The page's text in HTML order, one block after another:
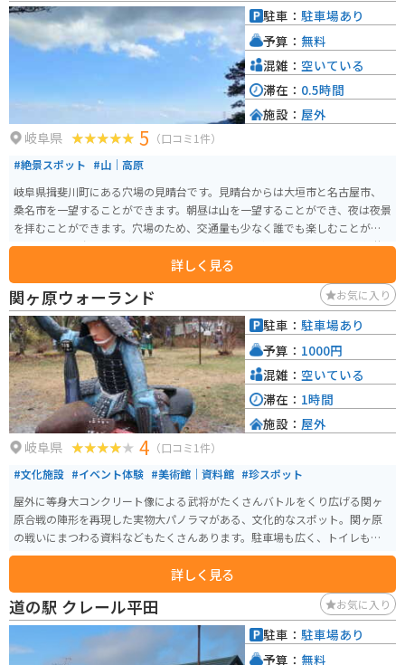
岐阜県 5 （口コミ1件）
#絶景スポット #山｜高原
岐阜県揖斐川町にある穴場の見晴台です。見晴台からは大垣市と名古屋市、
桑名市を一望することができます。朝昼は山を一望することができ、夜は夜景
を拝むことができます。穴場のため、交通量も少なく誰でも楽しむことがで
きます。 見晴台までは車またはバイクで行くことができます。幅の狭い舗装
された道路を3km登っていきます。ところどころ落ち葉や落石があるため注
意が必要です。道幅は狭いですが、すれ違う車はめったにいないため、ゆっ
くり登っていくことができます。約20分で到着します。駐車場が砂利になっ
ており、普通車2台分くらいのスペースがあります。斜度が大きいため帰りは
注意して下ってください。
詳しく見る
駐車： 駐車場あり
予算： 無料
混雑： 空いている
滞在： 0.5時間
施設： 屋外
関ヶ原ウォーランド お気に入り
岐阜県 4 （口コミ1件）
#文化施設 #イベント体験 #美術館｜資料館 #珍スポット
屋外に等身大コンクリート像による武将がたくさんバトルをくり広げる関ヶ
原合戦の陣形を再現した実物大パノラマがある、文化的なスポット。関ヶ原
の戦いにまつわる資料などもたくさんあります。駐車場も広く、トイレもた
くさんあります。
詳しく見る
駐車： 駐車場あり
予算： 1000円
混雑： 空いている
滞在： 1時間
施設： 屋外
道の駅 クレール平田 お気に入り
駐車： 駐車場あり
予算： 無料